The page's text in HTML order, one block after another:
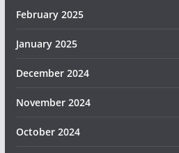
February 2025
January 2025
December 2024
November 2024
October 2024